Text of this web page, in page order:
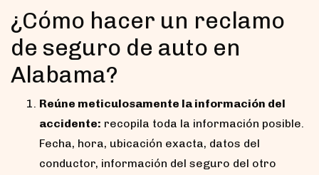
¿Cómo hacer un reclamo
de seguro de auto en
Alabama?
Reúne meticulosamente la información del
accidente: recopila toda la información posible.
Fecha, hora, ubicación exacta, datos del
conductor, información del seguro del otro